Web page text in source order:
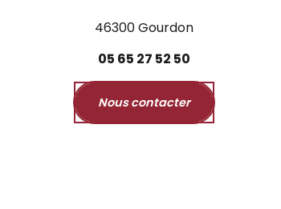
46300 Gourdon
05 65 27 52 50
Nous contacter